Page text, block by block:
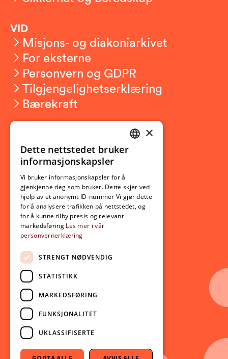
VID
Misjons- og diakoniarkivet
For eksterne
Personvern og GDPR
Tilgjengelighetserklæring
Bærekraft
Ny student
Utveksling
Opptak
Lov- og regelverk
Aktuelt
Nyheter
Arrangementer
Nyhetsbrev
Ledige stillinger
Følg oss på sosiale medier:
Facebook
Instagram
Youtube
NORWEGIAN
×
Dette nettstedet bruker
informasjonskapsler
Vi bruker informasjonskapsler for å
gjenkjenne deg som bruker. Dette skjer ved
hjelp av et anonymt ID-nummer Vi gjør dette
for å analysere trafikken på nettstedet, og
for å kunne tilby presis og relevant
markedsføring Les mer i vår
personvernerklæring
STRENGT NØDVENDIG
STATISTIKK
MARKEDSFØRING
FUNKSJONALITET
UKLASSIFISERTE